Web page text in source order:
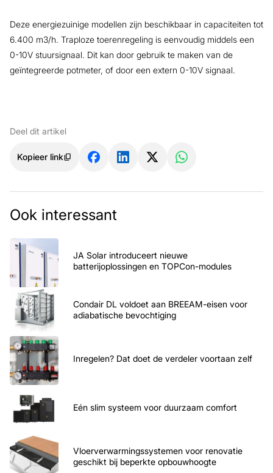
Deze energiezuinige modellen zijn beschikbaar in capaciteiten tot
6.400 m3/h. Traploze toerenregeling is eenvoudig middels een
0-10V stuursignaal. Dit kan door gebruik te maken van de
geïntegreerde potmeter, of door een extern 0-10V signaal.
Deel dit artikel
Kopieer link
Ook interessant
JA Solar introduceert nieuwe
batterijoplossingen en TOPCon-modules
Condair DL voldoet aan BREEAM-eisen voor
adiabatische bevochtiging
Inregelen? Dat doet de verdeler voortaan zelf
Eén slim systeem voor duurzaam comfort
Vloerverwarmingssystemen voor renovatie
geschikt bij beperkte opbouwhoogte